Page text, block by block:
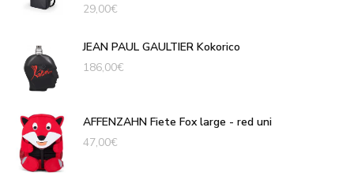
29,00€
JEAN PAUL GAULTIER Kokorico
186,00€
AFFENZAHN Fiete Fox large - red uni
47,00€